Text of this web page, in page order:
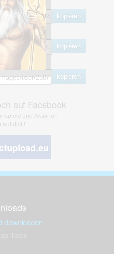
kopieren
Code
kopieren
kopieren
auf Facebook
und Aktionen
auf dich!
downloaden